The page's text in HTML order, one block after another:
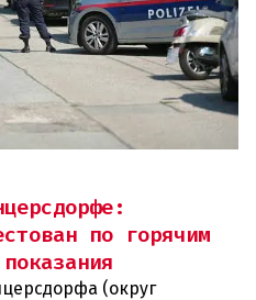
по горячим
(округ